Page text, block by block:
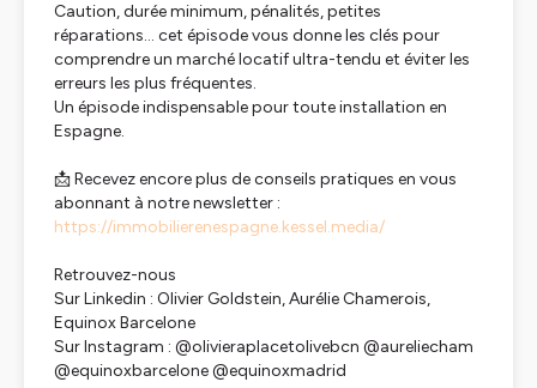
Caution, durée minimum, pénalités, petites
réparations… cet épisode vous donne les clés pour
comprendre un marché locatif ultra-tendu et éviter les
erreurs les plus fréquentes.
Un épisode indispensable pour toute installation en
Espagne.
📩 Recevez encore plus de conseils pratiques en vous
abonnant à notre newsletter :
https://immobilierenespagne.kessel.media/
Retrouvez-nous
Sur Linkedin : Olivier Goldstein, Aurélie Chamerois,
Equinox Barcelone
Sur Instagram : @olivieraplacetolivebcn @aureliecham
@equinoxbarcelone @equinoxmadrid